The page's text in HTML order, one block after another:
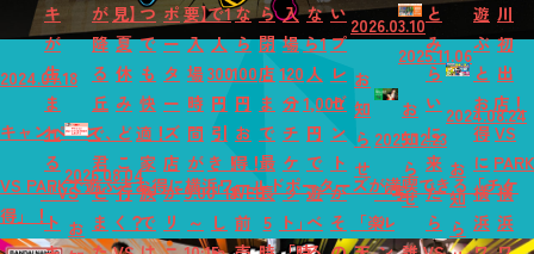
キ
が
生
ま
れ
る
『VS
ト
2026.08.04
お
が
降
る
丘
で、
君
と
ま
見】
夏
休
み
ど
こ
行
く？
つ
で
も
快
適！
家
族
で
ポ
ー
タ
ー
ズ
店
が
リ
要】
入
場
時
間
が
9:00
～
で1
人
300
円
引
き！
「は
し
な
ら
100
円
お
得！
WEB
前
ら
閉
店
ま
で
最
長
5
入
場
120
分
チ
ケ
ッ
ト」
な
ら1
人
1,000
円
で
遊
べ
い
プ
レ
ゼ
ン
ト
が
そ
2026.03.10
お
知
ら
せ
「楽
2025.12.23
「写
ル
2025.11.06
お
知
ら
せ
と
み
ら
い
に
来
た
ら
2024.08.24
お
知
ら
遊
ぶ
と
お
得
に
横
浜
川
初
出
店！
VS
PARK
横
浜
2024.07.18
キャンペーン
VS PARKで遊ぶとお得に横浜ワールドポーターズが満喫できる「チケ
得」！